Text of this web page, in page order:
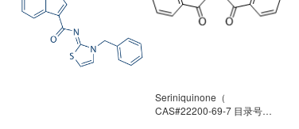
Seriniquinone（
CAS#22200-69-7 目录号